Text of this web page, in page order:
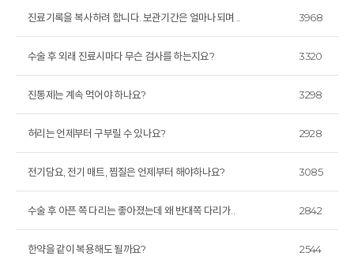
진료기록을 복사하려 합니다. 보관기간은 얼마나되며 .. 3968
수술 후 외래 진료시마다 무슨 검사를 하는지요? 3320
진통제는 계속 먹어야 하나요? 3298
허리는 언제부터 구부릴 수 있나요? 2928
전기담요, 전기 매트, 찜질은 언제부터 해야하나요? 3085
수술 후 아픈 쪽 다리는 좋아졌는데 왜 반대쪽 다리가.. 2842
한약을 같이 복용해도 될까요? 2544